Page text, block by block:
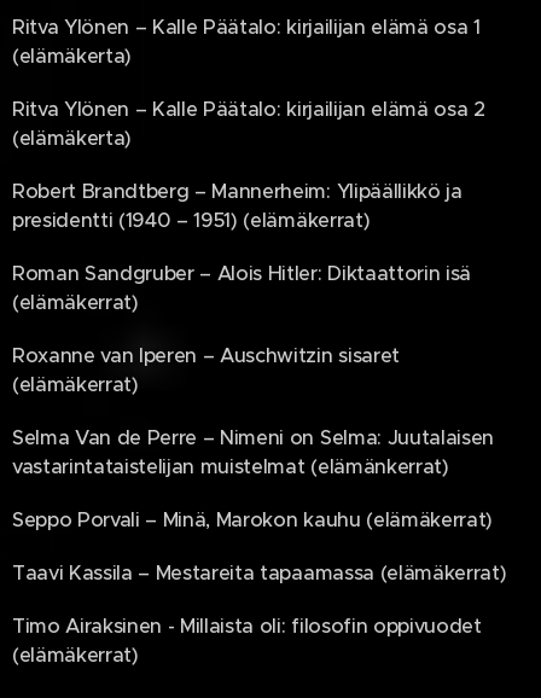
Ritva Ylönen – Kalle Päätalo: kirjailijan elämä osa 1
(elämäkerta)
Ritva Ylönen – Kalle Päätalo: kirjailijan elämä osa 2
(elämäkerta)
Robert Brandtberg – Mannerheim: Ylipäällikkö ja
presidentti (1940 – 1951) (elämäkerrat)
Roman Sandgruber – Alois Hitler: Diktaattorin isä
(elämäkerrat)
Roxanne van Iperen – Auschwitzin sisaret
(elämäkerrat)
Selma Van de Perre – Nimeni on Selma: Juutalaisen
vastarintataistelijan muistelmat (elämänkerrat)
Seppo Porvali – Minä, Marokon kauhu (elämäkerrat)
Taavi Kassila – Mestareita tapaamassa (elämäkerrat)
Timo Airaksinen - Millaista oli: filosofin oppivuodet
(elämäkerrat)